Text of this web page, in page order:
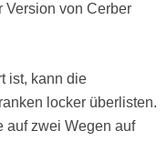
Version von Cerber
ist, kann die
locker überlisten.
auf zwei Wegen auf